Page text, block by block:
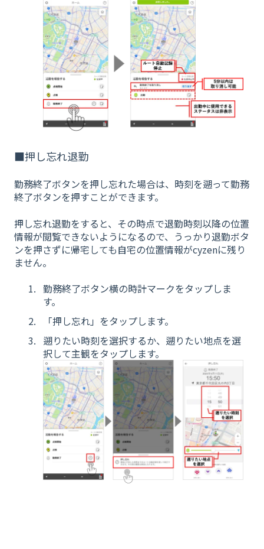
■押し忘れ退勤
勤務終了ボタンを押し忘れた場合は、時刻を遡って勤務
終了ボタンを押すことができます。
押し忘れ退勤をすると、その時点で退勤時刻以降の位置
情報が閲覧できないようになるので、うっかり退勤ボタ
ンを押さずに帰宅しても自宅の位置情報がcyzenに残り
ません。
勤務終了ボタン横の時計マークをタップしま
す。
「押し忘れ」をタップします。
遡りたい時刻を選択するか、遡りたい地点を選
択して主観をタップします。